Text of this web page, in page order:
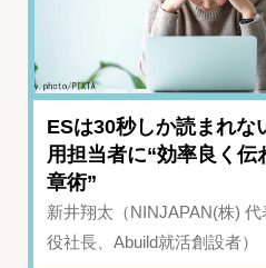
ESは30秒しか読まれな
用担当者に“効率良く伝
章術”
新井翔太（NINJAPAN(株) 代
役社長、Abuild就活創設者）